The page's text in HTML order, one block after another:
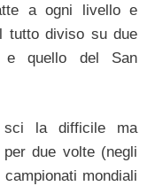
a ogni livello e
tutto diviso su due
e quello del San
sci la difficile ma
due volte (negli
mondiali